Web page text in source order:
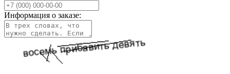
Информация о заказе: